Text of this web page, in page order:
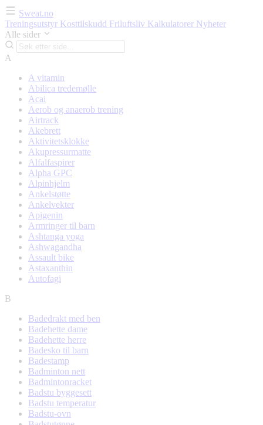
Sweat.no
Treningsutstyr Kosttilskudd Friluftsliv Kalkulatorer Nyheter
Alle sider
A
A vitamin
Abilica tredemølle
Acai
Aerob og anaerob trening
Airtrack
Akebrett
Aktivitetsklokke
Akupressurmatte
Alfalfaspirer
Alpha GPC
Alpinhjelm
Ankelstøtte
Ankelvekter
Apigenin
Armringer til barn
Ashtanga yoga
Ashwagandha
Assault bike
Astaxanthin
Autofagi
B
Badedrakt med ben
Badehette dame
Badehette herre
Badesko til barn
Badestamp
Badminton nett
Badmintonracket
Badstu byggesett
Badstu temperatur
Badstu-ovn